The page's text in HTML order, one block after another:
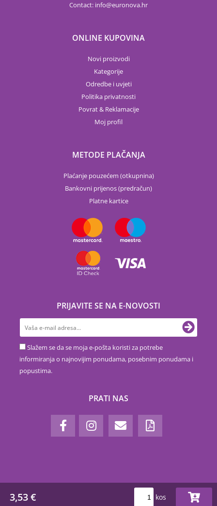
3,53 € kos
Contact: info euronova.hr
ONLINE KUPOVINA
Novi proizvodi
Kategorije
Odredbe i uvjeti
Politika privatnosti
Povrat & Reklamacije
Moj profil
METODE PLAČANJA
Plaćanje pouzećem (otkupnina)
Bankovni prijenos (predračun)
Platne kartice
PRIJAVITE SE NA E-NOVOSTI
Slažem se da se moja e-pošta koristi za potrebe
informiranja o najnovijim ponudama, posebnim ponudama i
popustima.
PRATI NAS
www.euronova.hr © 2018-2026